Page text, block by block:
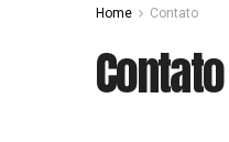
Home Contato
Contato